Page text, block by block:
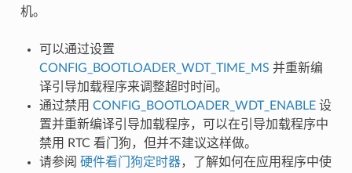
机。
可以通过设置
CONFIG_BOOTLOADER_WDT_TIME_MS 并重新编
译引导加载程序来调整超时时间。
通过禁用 CONFIG_BOOTLOADER_WDT_ENABLE设
置并重新编译引导加载程序，可以在引导加载程序中
禁用 RTC 看门狗，但并不建议这样做。
请参阅 硬件看门狗定时器，了解如何在应用程序中使